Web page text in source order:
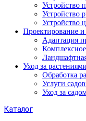
Устройство
Устройство
Устройство
Проектирование и
Адаптация
Уход за
Обработка
Услуги
Уход за
Каталог